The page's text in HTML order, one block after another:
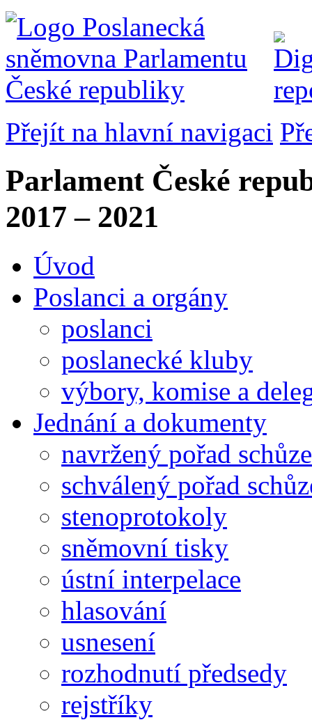
Přejít na hlavní navigaci
Parlament České
2017 – 2021
Úvod
Poslanci a orgány
poslanci
poslanecké kluby
výbory, komise a
Jednání a dokumenty
navržený pořad schůze
schválený pořad
stenoprotokoly
sněmovní tisky
ústní interpelace
hlasování
usnesení
rozhodnutí předsedy
rejstříky